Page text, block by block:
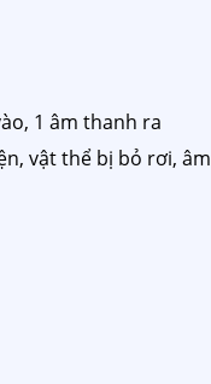
1 âm thanh ra
vật thể bị bỏ rơi, âm